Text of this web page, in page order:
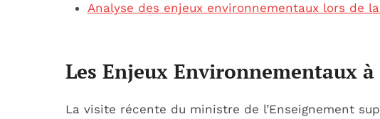
Analyse des enjeux environnementaux lors de
Les Enjeux Environnementaux à
La visite récente du ministre de l’Enseignement